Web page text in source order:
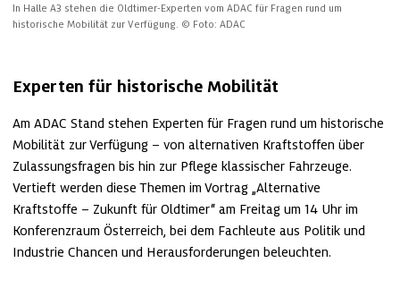
In Halle A3 stehen die Oldtimer-Experten vom ADAC für Fragen rund um
historische Mobilität zur Verfügung. © Foto: ADAC
Experten für historische Mobilität
Am ADAC Stand stehen Experten für Fragen rund um historische
Mobilität zur Verfügung – von alternativen Kraftstoffen über
Zulassungsfragen bis hin zur Pflege klassischer Fahrzeuge.
Vertieft werden diese Themen im Vortrag „Alternative
Kraftstoffe – Zukunft für Oldtimer“ am Freitag um 14 Uhr im
Konferenzraum Österreich, bei dem Fachleute aus Politik und
Industrie Chancen und Herausforderungen beleuchten.